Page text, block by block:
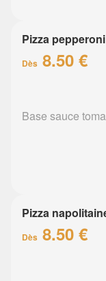
Pizza
Dès 8.50 €
Base sauce
Pizza
Dès 8.50 €